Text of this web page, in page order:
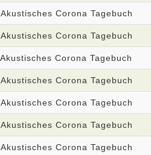
Corona Tagebuch
Corona Tagebuch
Corona Tagebuch
Corona Tagebuch
Corona Tagebuch
Corona Tagebuch
Corona Tagebuch